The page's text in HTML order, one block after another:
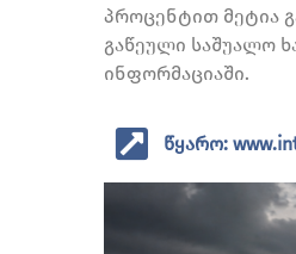
პროცენტით მეტია
გაწეული საშუალო
ინფორმაციაში.
წყარო: